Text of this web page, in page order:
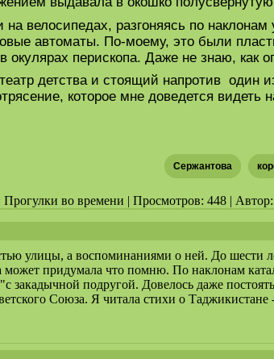
велосипедах, разгоняясь по
автоматы. По-моему, это были
окулярах перископа. Даже не знаю, как
детства и стоящий напротив один
которое мне доведется видеть
Сержантова
Прогулки во времени | Просмотров: 448 |
улицы, а воспоминаниями о ней. До шести
придумала что помню. По наклонам
закадычной подругой. Довелось даже
Союза. Я читала стихи о